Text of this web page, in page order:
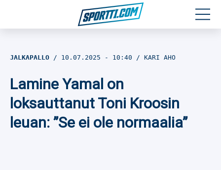
Jalkapallo
Yleisurheilu
JALKAPALLO 10.07.2025 - 10:40 KARI AHO
Lamine Yamal on
loksauttanut Toni Kroosin
leuan: ”Se ei ole normaalia”